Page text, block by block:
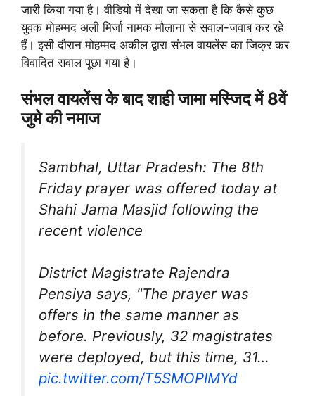
जारी किया गया है। वीडियो में देखा जा सकता है कि कैसे कुछ
युवक मोहम्मद अली मिर्जा नामक मौलाना से सवाल-जवाब कर रहे
हैं। इसी दौरान मोहम्मद अकील द्वारा संभल वायलेंस का जिक्र कर
विवादित सवाल पूछा गया है।
संभल वायलेंस के बाद शाही जामा मस्जिद में 8वें
जुमे की नमाज
Sambhal, Uttar Pradesh: The 8th
Friday prayer was offered today at
Shahi Jama Masjid following the
recent violence
District Magistrate Rajendra
Pensiya says, "The prayer was
offers in the same manner as
before. Previously, 32 magistrates
were deployed, but this time, 31…
pic.twitter.com/T5SMOPIMYd